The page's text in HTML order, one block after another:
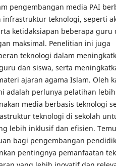
pengembangan media PAI
teknologi, seperti
ketidaksiapan beberapa guru
maksimal. Penelitian ini juga
teknologi dalam
dan siswa, serta
ajaran agama Islam. Oleh
adalah perlunya pelatihan
media berbasis teknologi
teknologi di sekolah
lebih inklusif dan efisien.
bagi pengembangan
pentingnya pemanfaatan